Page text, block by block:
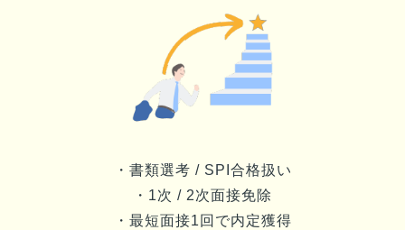
・書類選考 / SPI合格扱い
・1次 / 2次面接免除
・最短面接1回で内定獲得